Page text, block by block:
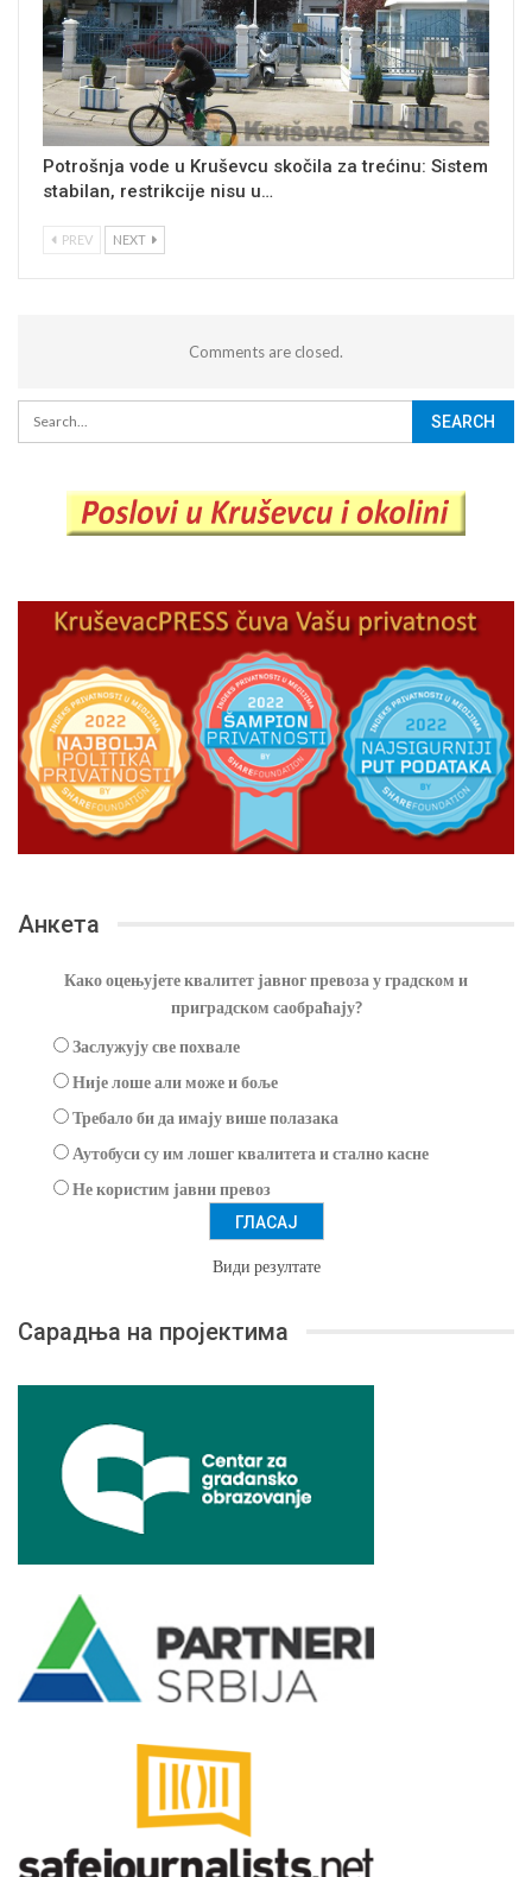
Potrošnja vode u Kruševcu skočila za trećinu: Sistem
stabilan, restrikcije nisu u…
PREV NEXT
Comments are closed.
Анкета
Како оцењујете квалитет јавног превоза у градском и
приградском саобраћају?
Заслужују све похвале
Није лоше али може и боље
Требало би да имају више полазака
Аутобуси су им лошег квалитета и стално касне
Не користим јавни превоз
Види резултате
Сарадња на пројектима